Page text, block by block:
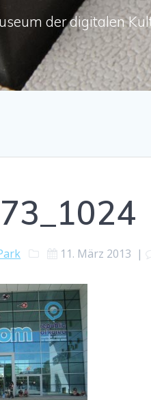
der digitalen
11. März 2013 |